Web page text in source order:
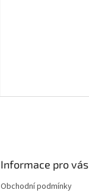
Informace pro vás
Obchodní podmínky